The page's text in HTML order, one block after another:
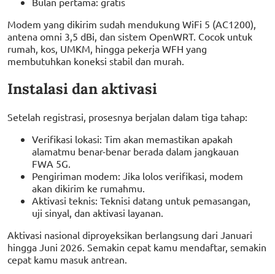
Modem yang dikirim sudah mendukung WiFi 5 (AC1200),
antena omni 3,5 dBi, dan sistem OpenWRT. Cocok untuk
rumah, kos, UMKM, hingga pekerja WFH yang
membutuhkan koneksi stabil dan murah.
Instalasi dan aktivasi
Setelah registrasi, prosesnya berjalan dalam tiga tahap:
Verifikasi lokasi: Tim akan memastikan apakah
alamatmu benar-benar berada dalam jangkauan
FWA 5G.
Pengiriman modem: Jika lolos verifikasi, modem
akan dikirim ke rumahmu.
Aktivasi teknis: Teknisi datang untuk pemasangan,
uji sinyal, dan aktivasi layanan.
Aktivasi nasional diproyeksikan berlangsung dari Januari
hingga Juni 2026. Semakin cepat kamu mendaftar, semakin
cepat kamu masuk antrean.